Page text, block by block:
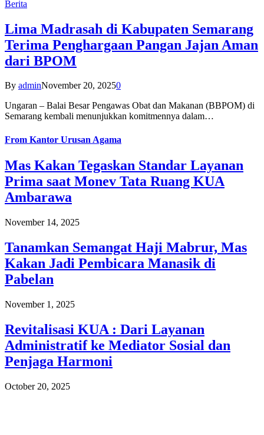
Berita
Lima Madrasah di Kabupaten Semarang
Terima Penghargaan Pangan Jajan Aman
dari BPOM
By adminNovember 20, 20250
Ungaran – Balai Besar Pengawas Obat dan Makanan (BBPOM) di
Semarang kembali menunjukkan komitmennya dalam…
From Kantor Urusan Agama
Mas Kakan Tegaskan Standar Layanan
Prima saat Monev Tata Ruang KUA
Ambarawa
November 14, 2025
Tanamkan Semangat Haji Mabrur, Mas
Kakan Jadi Pembicara Manasik di
Pabelan
November 1, 2025
Revitalisasi KUA : Dari Layanan
Administratif ke Mediator Sosial dan
Penjaga Harmoni
October 20, 2025